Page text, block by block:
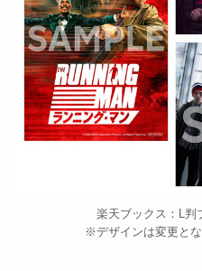
楽天ブックス：L判
※デザインは変更とな